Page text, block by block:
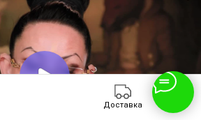
Доставка